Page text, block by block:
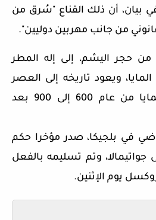
بيان، أن ذلك القناع "سُرق من
من جانب مهربين دوليين".
من حجر اليشم، إلى إله المطر
ويعود تاريخه إلى العصر
الكلاسيكي لحضارة المايا من عام 600 إلى 900 بعد
التقاضي في بلجيكا، صدر مؤخرا حكم
جواتيمالا، وتم تسليمه بالفعل
يوم الإثنين.